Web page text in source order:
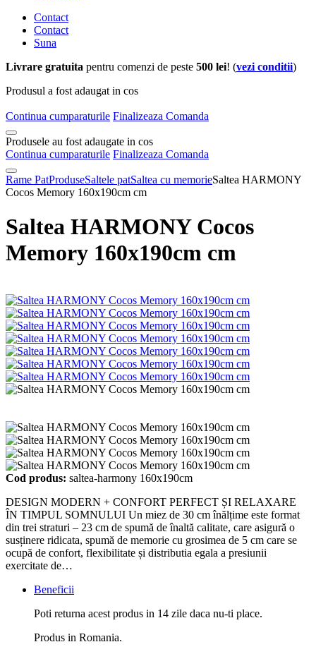
Contact
Contact
Suna
Livrare gratuita pentru comenzi de peste 500 lei! (vezi conditii)
Produsul a fost adaugat in cos
Continua cumparaturile Finalizeaza Comanda
Produsele au fost adaugate in cos
Continua cumparaturile Finalizeaza Comanda
Rame PatProduseSaltele patSaltea cu memorieSaltea HARMONY
Cocos Memory 160x190cm cm
Saltea HARMONY Cocos
Memory 160x190cm cm
Cod produs: saltea-harmony 160x190cm
DESIGN MODERN + CONFORT PERFECT ȘI RELAXARE
ÎN TIMPUL SOMNULUI Un miez de 30 cm înălțime este format
din trei straturi – 23 cm de spumă de înaltă calitate, care asigură o
susținere ridicata, spumă de memorie cu grosimea de 5 cm care se
ocupă de confort, flexibilitate și distributia egala a presiunii
exercitate de…
Beneficii
Poti returna acest produs in 14 zile daca nu-ti place.
Produs in Romania.